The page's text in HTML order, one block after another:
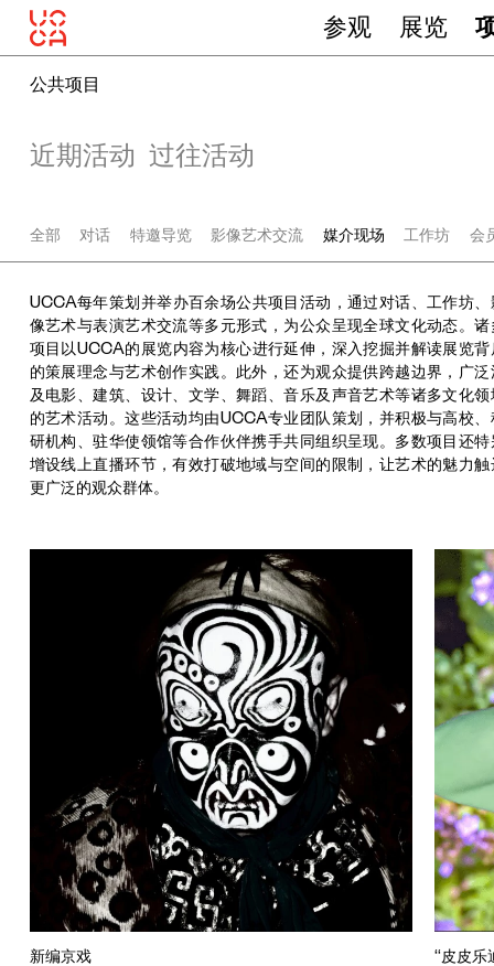
参观 展览
公共项目
近期活动 过往活动
全部 对话 特邀导览 影像艺术交流 媒介现场 工作坊 会
UCCA每年策划并举办百余场公共项目活动，通过对话、工作坊、
像艺术与表演艺术交流等多元形式，为公众呈现全球文化动态。诸
项目以UCCA的展览内容为核心进行延伸，深入挖掘并解读展览背
的策展理念与艺术创作实践。此外，还为观众提供跨越边界，广泛
及电影、建筑、设计、文学、舞蹈、音乐及声音艺术等诸多文化领
的艺术活动。这些活动均由UCCA专业团队策划，并积极与高校、
研机构、驻华使领馆等合作伙伴携手共同组织呈现。多数项目还特
增设线上直播环节，有效打破地域与空间的限制，让艺术的魅力触
更广泛的观众群体。
新编京戏
“皮皮乐